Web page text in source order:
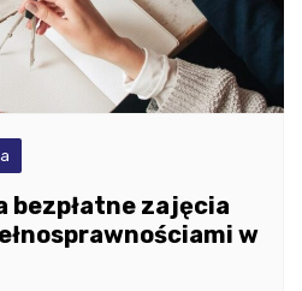
bezpłatne zajęcia
w